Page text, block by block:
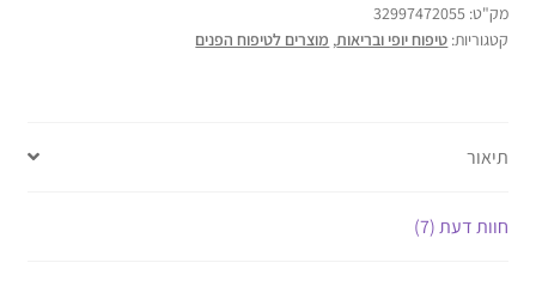
מק"ט: 32997472055
קטגוריות: טיפוח יופי ובריאות, מוצרים לטיפוח הפנים
תיאור
חוות דעת (7)